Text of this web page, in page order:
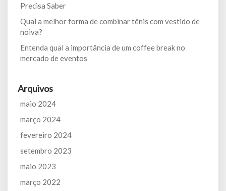
Precisa Saber
Qual a melhor forma de combinar tênis com vestido de
noiva?
Entenda qual a importância de um coffee break no
mercado de eventos
Arquivos
maio 2024
março 2024
fevereiro 2024
setembro 2023
maio 2023
março 2022